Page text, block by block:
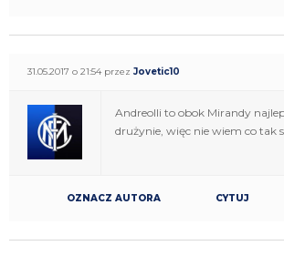
31.05.2017 o 21:54 przez Jovetic10
Andreolli to obok Mirandy
drużynie, więc nie wiem co tak
OZNACZ AUTORA CYTUJ